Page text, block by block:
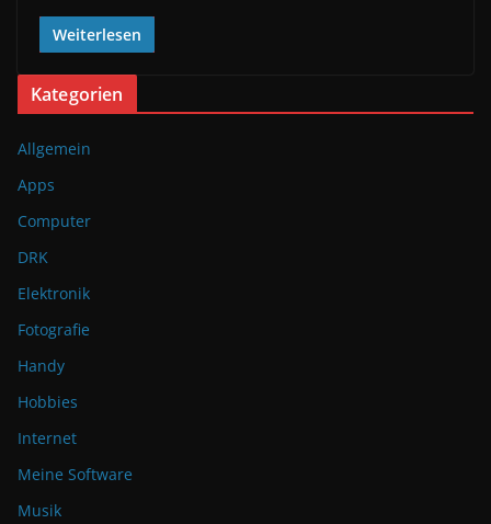
Weiterlesen
Kategorien
Allgemein
Apps
Computer
DRK
Elektronik
Fotografie
Handy
Hobbies
Internet
Meine Software
Musik